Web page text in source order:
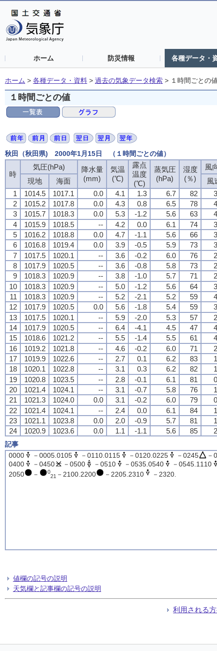
ホーム 防災情報 各種データ・
ホーム > 各種データ・資料 > 過去の気象データ検索 > １時間ごとの
１時間ごとの値
秋田（秋田県) 2000年1月15日 （１時間ごとの値）
時
気圧(hPa)
降水量
(mm)
気温
(℃)
露点
温度
(℃)
蒸気圧
(hPa)
湿度
(％)
風
現地
海面
風
1
1014.5 1017.1 0.0 4.1 1.3 6.7 82
2
1015.2 1017.8 0.0 4.3 0.8 6.5 78
3
1015.7 1018.3 0.0 5.3 -1.2 5.6 63
4
1015.9 1018.5 -- 4.2 0.0 6.1 74
5
1016.2 1018.8 0.0 4.7 -1.1 5.6 66
6
1016.8 1019.4 0.0 3.9 -0.5 5.9 73
7
1017.5 1020.1 -- 3.6 -0.2 6.0 76
8
1017.9 1020.5 -- 3.6 -0.8 5.8 73
9
1018.3 1020.9 -- 3.8 -1.0 5.7 71
10
1018.3 1020.9 -- 5.0 -1.2 5.6 64
11
1018.3 1020.9 -- 5.2 -2.1 5.2 59
12
1017.9 1020.5 0.0 5.6 -1.8 5.4 59
13
1017.5 1020.1 -- 5.9 -2.0 5.3 57
14
1017.9 1020.5 -- 6.4 -4.1 4.5 47
15
1018.6 1021.2 -- 5.5 -1.4 5.5 61
16
1019.2 1021.8 -- 4.6 -0.2 6.0 71
17
1019.9 1022.6 -- 2.7 0.1 6.2 83
18
1020.1 1022.8 -- 3.1 0.3 6.2 82
19
1020.8 1023.5 -- 2.8 -0.1 6.1 81
20
1021.4 1024.1 -- 3.1 -0.7 5.8 76
21
1021.3 1024.0 0.0 3.1 -0.2 6.0 79
22
1021.4 1024.1 -- 2.4 0.0 6.1 84
23
1021.1 1023.8 0.0 2.0 -0.9 5.7 81
24
1020.9 1023.6 0.0 1.1 -1.1 5.6 85
記事
0000
－0005.0105 －0110.0115 －0120.0225 －0245
－
0400
－0450 －0500 －0510 －0535.0540
－0545.1110
2050
－ 0
21 －2100.2200 －2205.2310 －2320.
値欄の記号の説明
天気欄と記事欄の記号の説明
利用される